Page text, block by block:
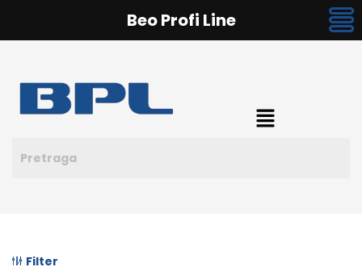
Filter
Beo Profi Line